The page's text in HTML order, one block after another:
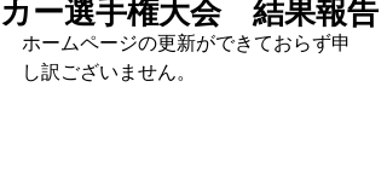
カー選手権大会 結果報告
ホームページの更新ができておらず申
し訳ございません。